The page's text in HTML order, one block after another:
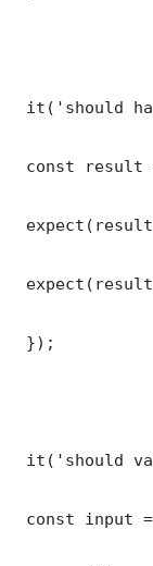
it('should
const result
});
it('should
const input